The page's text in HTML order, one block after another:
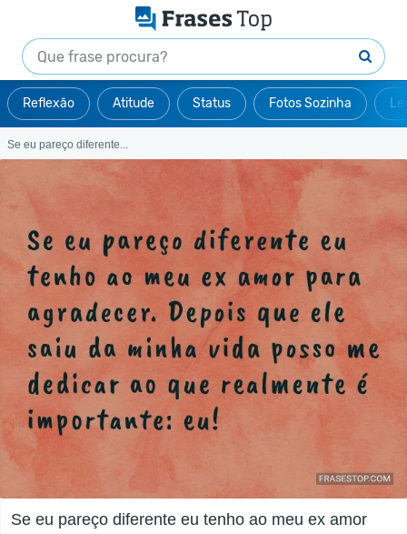
Reflexão Atitude Status Fotos Sozinha
Se eu pareço diferente...
Se eu pareço diferente eu tenho ao meu ex amor